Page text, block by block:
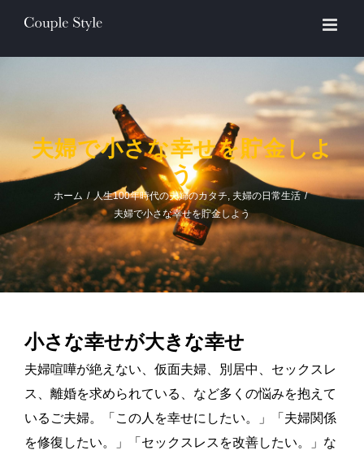
content
夫婦で小さな幸せを貯金しよ
う
ホーム / 人生100年時代の夫婦のカタチ, 夫婦の日常生活 /
夫婦で小さな幸せを貯金しよう
小さな幸せが大きな幸せ
夫婦喧嘩が絶えない、仮面夫婦、別居中、セックスレ
ス、離婚を求められている、など多くの悩みを抱えて
いるご夫婦。「この人を幸せにしたい。」「夫婦関係
を修復したい。」「セックスレスを改善したい。」な